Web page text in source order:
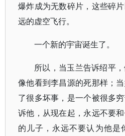
爆炸成为无数碎片，这些碎
远的虚空飞行。
一个新的宇宙诞生了。
所以，当玉兰告诉绍平
像他看到李昌源的死那样；
了很多坏事，是一个被很多
诉他，从现在起，永远不要
的儿子，永远不要认为他是